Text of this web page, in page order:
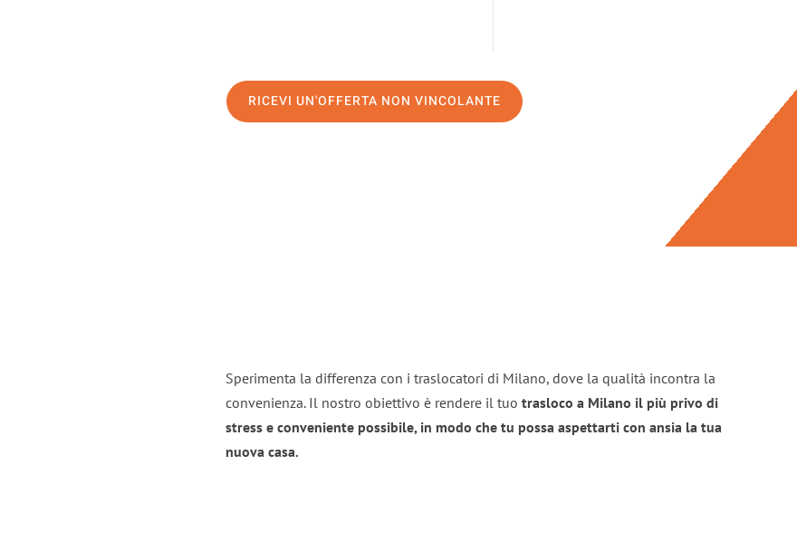
RICEVI UN'OFFERTA NON VINCOLANTE
Sperimenta la differenza con i traslocatori di Milano, dove la qualità incontra la
convenienza. Il nostro obiettivo è rendere il tuo trasloco a Milano il più privo di
stress e conveniente possibile, in modo che tu possa aspettarti con ansia la tua
nuova casa.